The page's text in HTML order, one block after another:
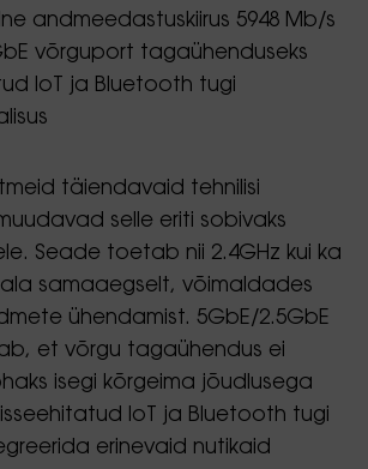
andmeedastuskiirus 5948 Mb/s
võrguport tagaühenduseks
IoT ja Bluetooth tugi
täiendavaid tehnilisi
selle eriti sobivaks
Seade toetab nii 2.4GHz kui ka
samaaegselt, võimaldades
ühendamist. 5GbE/2.5GbE
et võrgu tagaühendus ei
isegi kõrgeima jõudlusega
IoT ja Bluetooth tugi
erinevaid nutikaid